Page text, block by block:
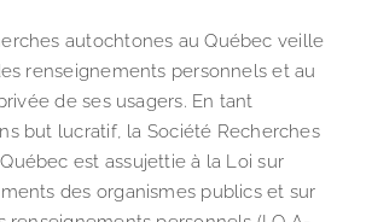
autochtones au Québec veille
renseignements personnels et au
de ses usagers. En tant
but lucratif, la Société Recherches
est assujettie à la Loi sur
des organismes publics et sur